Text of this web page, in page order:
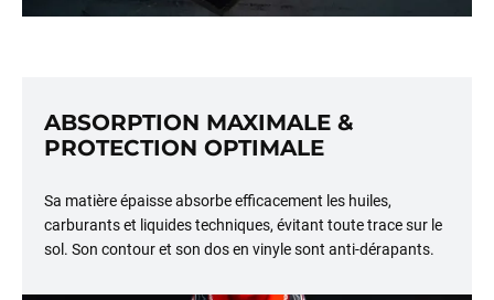
ABSORPTION MAXIMALE &
PROTECTION OPTIMALE
Sa matière épaisse absorbe efficacement les huiles,
carburants et liquides techniques, évitant toute trace sur le
sol. Son contour et son dos en vinyle sont anti-dérapants.